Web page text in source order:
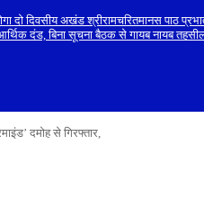
दो दिवसीय अखंड श्रीरामचरितमानस पाठ
दंड, बिना सूचना बैठक से गायब नायब
दमोह से गिरफ्तार,